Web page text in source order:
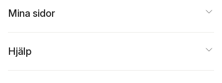
Mina sidor
Hjälp